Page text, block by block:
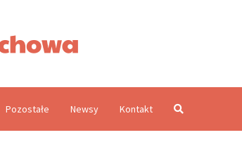
Pozostałe Newsy Kontakt